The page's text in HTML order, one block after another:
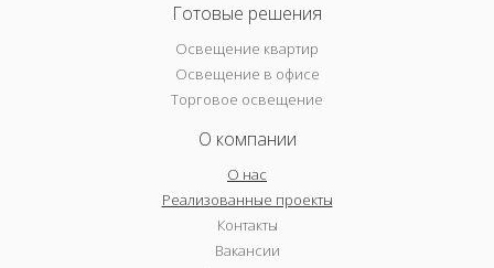
Готовые решения
Освещение квартир
Освещение в офисе
Торговое освещение
О компании
О нас
Реализованные проекты
Контакты
Вакансии